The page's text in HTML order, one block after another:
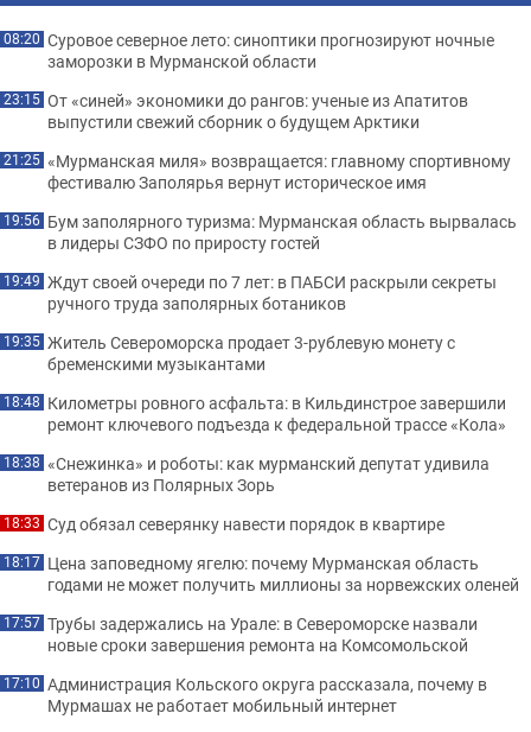
08:20 Суровое северное лето: синоптики прогнозируют ночные
заморозки в Мурманской области
23:15 От «синей» экономики до рангов: ученые из Апатитов
выпустили свежий сборник о будущем Арктики
21:25 «Мурманская миля» возвращается: главному спортивному
фестивалю Заполярья вернут историческое имя
19:56 Бум заполярного туризма: Мурманская область вырвалась
в лидеры СЗФО по приросту гостей
19:49 Ждут своей очереди по 7 лет: в ПАБСИ раскрыли секреты
ручного труда заполярных ботаников
19:35 Житель Североморска продает 3-рублевую монету с
бременскими музыкантами
18:48 Километры ровного асфальта: в Кильдинстрое завершили
ремонт ключевого подъезда к федеральной трассе «Кола»
18:38 «Снежинка» и роботы: как мурманский депутат удивила
ветеранов из Полярных Зорь
18:33 Суд обязал северянку навести порядок в квартире
18:17 Цена заповедному ягелю: почему Мурманская область
годами не может получить миллионы за норвежских оленей
17:57 Трубы задержались на Урале: в Североморске назвали
новые сроки завершения ремонта на Комсомольской
17:10 Администрация Кольского округа рассказала, почему в
Мурмашах не работает мобильный интернет